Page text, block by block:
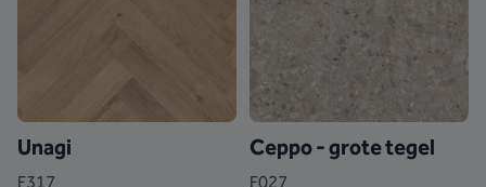
Unagi
F317
Ceppo - grote tegel
F027